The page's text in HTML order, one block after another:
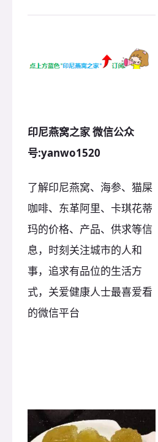
印尼燕窝之家 微信公众
号:yanwo1520
了解印尼燕窝、海参、猫屎
咖啡、东革阿里、卡琪花蒂
玛的价格、产品、供求等信
息，时刻关注城市的人和
事，追求有品位的生活方
式，关爱健康人士最喜爱看
的微信平台